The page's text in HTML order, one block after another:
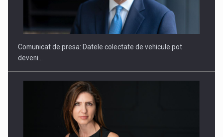
ROOTED IN ROMANIA, BUILT TO DELIVER TECHNOLOGY FOR
Comunicat de presa: Datele colectate de vehicule pot
deveni…